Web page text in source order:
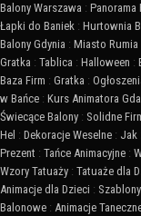
Balony Warszawa : Panorama
Łapki do Baniek : Hurtownia
Balony Gdynia : Miasto Rumia
Gratka : Tablica : Halloween :
Baza Firm : Gratka :
w Bańce : Kurs Animatora
Świecące Balony : Solidne
Hel : Dekoracje Weselne : Jak
Prezent : Tańce Animacyjne :
Wzory Tatuaży : Tatuaże dla
Animacje dla Dzieci :
Balonowe : Animacje